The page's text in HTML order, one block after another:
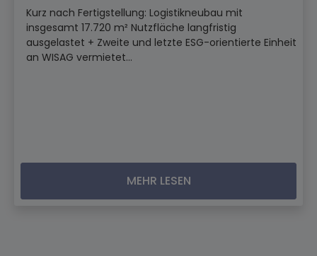
Kurz nach Fertigstellung: Logistikneubau mit
insgesamt 17.720 m² Nutzfläche langfristig
ausgelastet + Zweite und letzte ESG-orientierte Einheit
an WISAG vermietet...
MEHR LESEN